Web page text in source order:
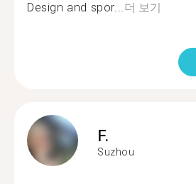
Design and spor...더 보기
F.
Suzhou